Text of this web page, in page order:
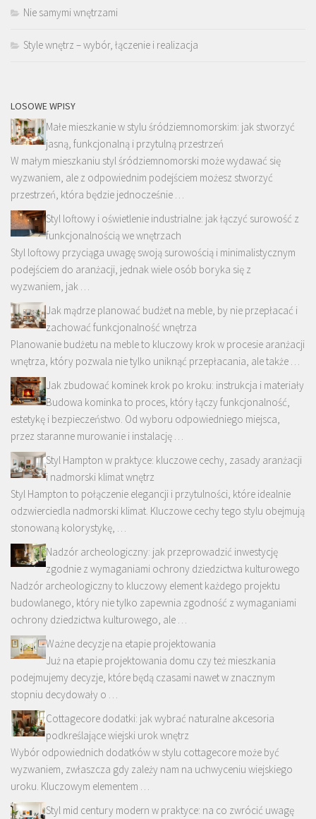
Nie samymi wnętrzami
Style wnętrz – wybór, łączenie i realizacja
LOSOWE WPISY
Małe mieszkanie w stylu śródziemnomorskim: jak stworzyć
jasną, funkcjonalną i przytulną przestrzeń
W małym mieszkaniu styl śródziemnomorski może wydawać się
wyzwaniem, ale z odpowiednim podejściem możesz stworzyć
przestrzeń, która będzie jednocześnie …
Styl loftowy i oświetlenie industrialne: jak łączyć surowość z
funkcjonalnością we wnętrzach
Styl loftowy przyciąga uwagę swoją surowością i minimalistycznym
podejściem do aranżacji, jednak wiele osób boryka się z
wyzwaniem, jak …
Jak mądrze planować budżet na meble, by nie przepłacać i
zachować funkcjonalność wnętrza
Planowanie budżetu na meble to kluczowy krok w procesie aranżacji
wnętrza, który pozwala nie tylko uniknąć przepłacania, ale także …
Jak zbudować kominek krok po kroku: instrukcja i materiały
Budowa kominka to proces, który łączy funkcjonalność,
estetykę i bezpieczeństwo. Od wyboru odpowiedniego miejsca,
przez staranne murowanie i instalację …
Styl Hampton w praktyce: kluczowe cechy, zasady aranżacji
i nadmorski klimat wnętrz
Styl Hampton to połączenie elegancji i przytulności, które idealnie
odzwierciedla nadmorski klimat. Kluczowe cechy tego stylu obejmują
stonowaną kolorystykę, …
Nadzór archeologiczny: jak przeprowadzić inwestycję
zgodnie z wymaganiami ochrony dziedzictwa kulturowego
Nadzór archeologiczny to kluczowy element każdego projektu
budowlanego, który nie tylko zapewnia zgodność z wymaganiami
ochrony dziedzictwa kulturowego, ale …
Ważne decyzje na etapie projektowania
Już na etapie projektowania domu czy też mieszkania
podejmujemy decyzje, które będą czasami nawet w znacznym
stopniu decydowały o …
Cottagecore dodatki: jak wybrać naturalne akcesoria
podkreślające wiejski urok wnętrz
Wybór odpowiednich dodatków w stylu cottagecore może być
wyzwaniem, zwłaszcza gdy zależy nam na uchwyceniu wiejskiego
uroku. Kluczowym elementem …
Styl mid century modern w praktyce: na co zwrócić uwagę